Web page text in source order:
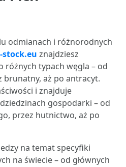
odmianach i różnorodnych
stock.eu znajdziesz
różnych typach węgla – od
brunatny, aż po antracyt.
i znajduje
gospodarki – od
przez hutnictwo, aż po
na temat specyfiki
na świecie – od głównych